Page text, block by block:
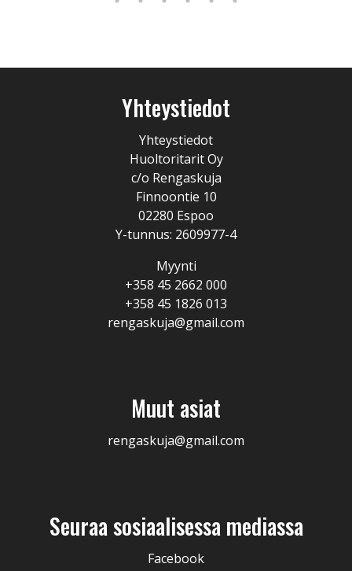
Yhteystiedot
Yhteystiedot
Huoltoritarit Oy
c/o Rengaskuja
Finnoontie 10
02280 Espoo
Y-tunnus: 2609977-4
Myynti
+358 45 2662 000
+358 45 1826 013
rengaskuja@gmail.com
Muut asiat
rengaskuja@gmail.com
Seuraa sosiaalisessa mediassa
Facebook